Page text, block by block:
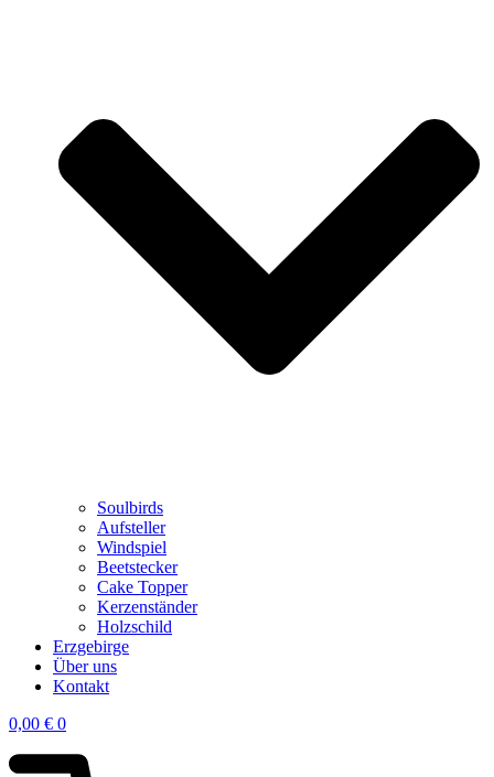
Soulbirds
Aufsteller
Windspiel
Beetstecker
Cake Topper
Kerzenständer
Holzschild
Erzgebirge
Über uns
Kontakt
0,00 € 0